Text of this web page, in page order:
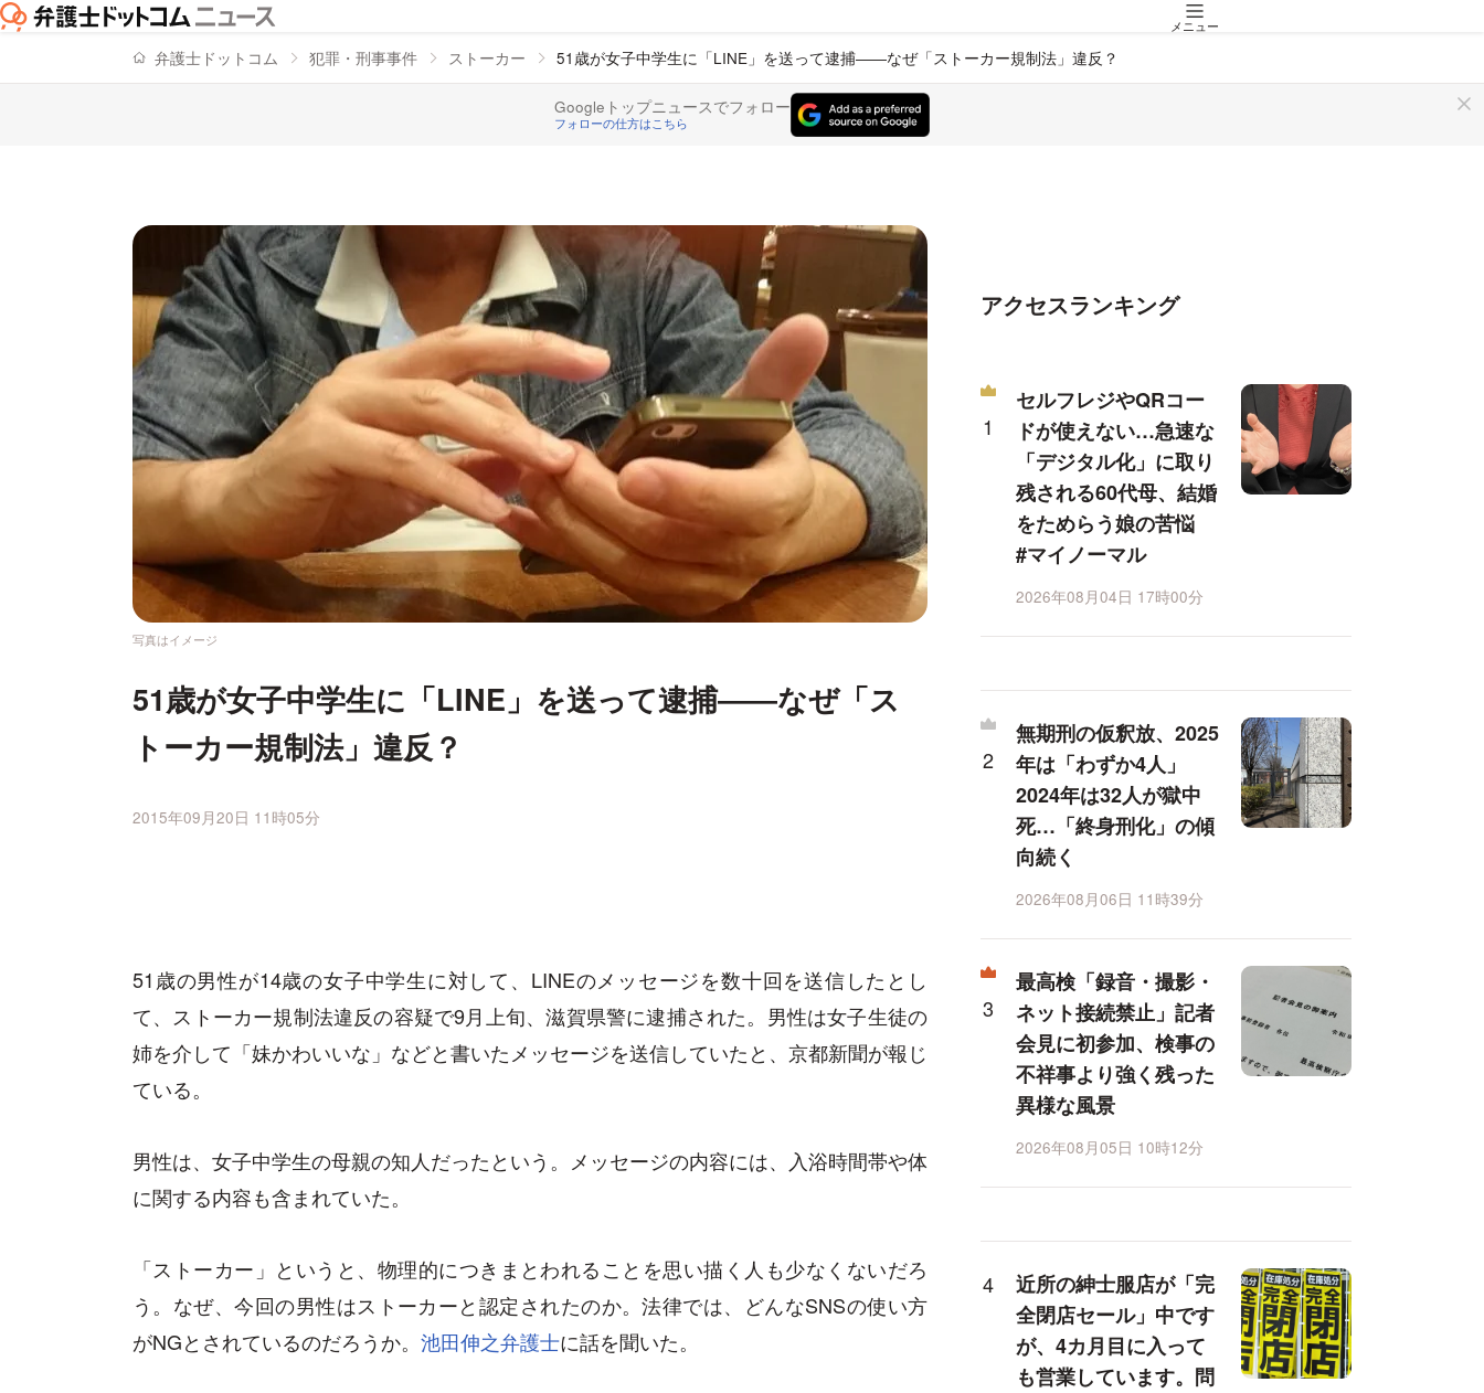
メニュー
弁護士ドットコム 犯罪・刑事事件 ストーカー 51歳が女子中学生に「LINE」を送って逮捕――なぜ「ストーカー規制法」違反？
Googleトップニュースでフォロー
フォローの仕方はこちら
写真はイメージ
51歳が女子中学生に「LINE」を送って逮捕――なぜ「ス
トーカー規制法」違反？
2015年09月20日 11時05分
51歳の男性が14歳の女子中学生に対して、LINEのメッセージを数十回を送信したとし
て、ストーカー規制法違反の容疑で9月上旬、滋賀県警に逮捕された。男性は女子生徒の
姉を介して「妹かわいいな」などと書いたメッセージを送信していたと、京都新聞が報じ
ている。
男性は、女子中学生の母親の知人だったという。メッセージの内容には、入浴時間帯や体
に関する内容も含まれていた。
「ストーカー」というと、物理的につきまとわれることを思い描く人も少なくないだろ
う。なぜ、今回の男性はストーカーと認定されたのか。法律では、どんなSNSの使い方
がNGとされているのだろうか。 池田伸之弁護士に話を聞いた。
アクセスランキング
セルフレジやQRコー
ドが使えない…急速な
「デジタル化」に取り
残される60代母、結婚
をためらう娘の苦悩
#マイノーマル
2026年08月04日 17時00分
無期刑の仮釈放、2025
年は「わずか4人」
2024年は32人が獄中
死…「終身刑化」の傾
向続く
2026年08月06日 11時39分
最高検「録音・撮影・
ネット接続禁止」記者
会見に初参加、検事の
不祥事より強く残った
異様な風景
2026年08月05日 10時12分
近所の紳士服店が「完
全閉店セール」中です
が、4カ月目に入って
も営業しています。問